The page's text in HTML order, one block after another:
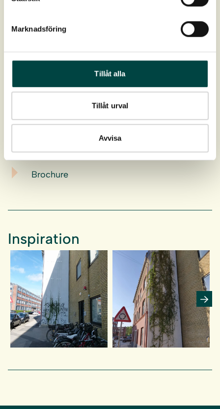
Marknadsföring
Tillåt alla
Tillåt urval
Avvisa
Materiale
Produktdatablad
Montagevejledning
Brochure
Inspiration